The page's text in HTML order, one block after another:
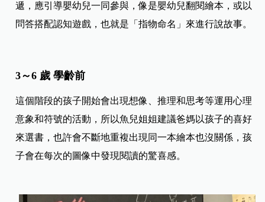
遞，應引導嬰幼兒一同參與，像是嬰幼兒翻閱繪本，或以
問答搭配認知遊戲，也就是「指物命名」來進行說故事。
3～6 歲 學齡前
這個階段的孩子開始會出現想像、推理和思考等運用心理
意象和符號的活動，所以魚兒姐姐建議爸媽以孩子的喜好
來選書，也許會不斷地重複出現同一本繪本也沒關係，孩
子會在每次的圖像中發現閱讀的驚喜感。